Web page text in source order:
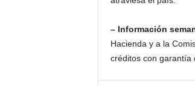
– Información
Hacienda y a la
créditos con garantía